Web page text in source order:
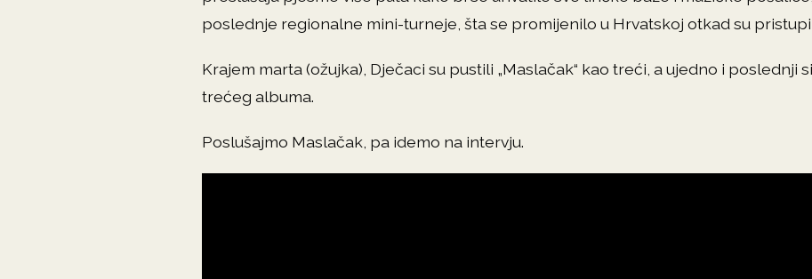
poslednje regionalne mini-turneje, šta se promijenilo u Hrvatskoj otkad su
Krajem marta (ožujka), Dječaci su pustili „Maslačak“ kao treći, a ujedno i poslednji
trećeg albuma.
Poslušajmo Maslačak, pa idemo na intervju.